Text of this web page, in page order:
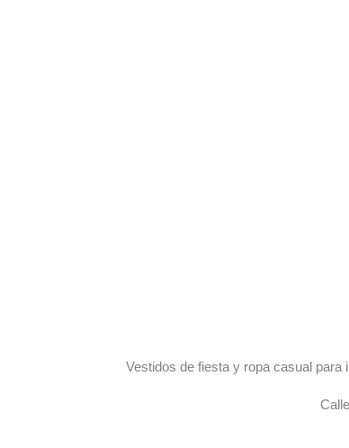
Vestidos de fiesta y ropa casual